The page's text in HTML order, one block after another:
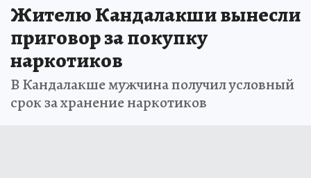
Жителю Кандалакши вынесли
приговор за покупку
наркотиков
В Кандалакше мужчина получил условный
срок за хранение наркотиков